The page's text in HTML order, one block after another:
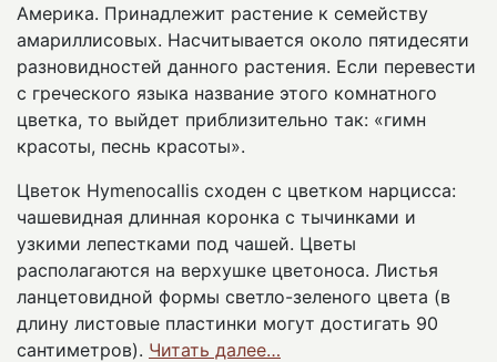
Америка. Принадлежит растение к семейству
амариллисовых. Насчитывается около пятидесяти
разновидностей данного растения. Если перевести
с греческого языка название этого комнатного
цветка, то выйдет приблизительно так: «гимн
красоты, песнь красоты».
Цветок Hymenocallis сходен с цветком нарцисса:
чашевидная длинная коронка с тычинками и
узкими лепестками под чашей. Цветы
располагаются на верхушке цветоноса. Листья
ланцетовидной формы светло-зеленого цвета (в
длину листовые пластинки могут достигать 90
сантиметров). Читать далее…